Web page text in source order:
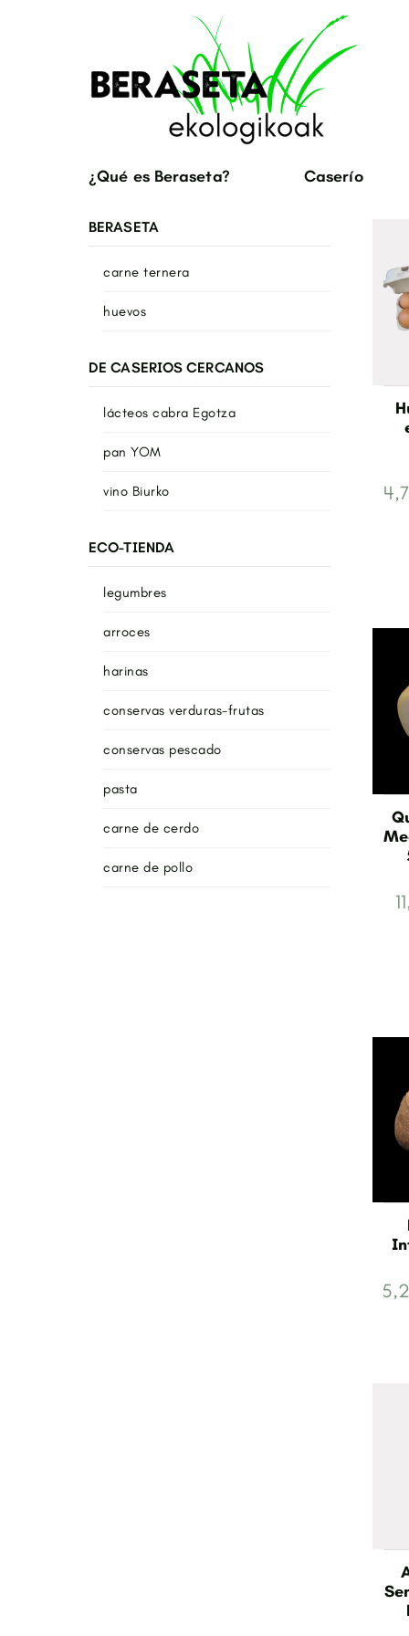
¿Qué es Beraseta? Caserío
BERASETA
carne ternera
huevos
DE CASERIOS CERCANOS
lácteos cabra Egotza
pan YOM
vino Biurko
ECO-TIENDA
legumbres
arroces
harinas
conservas verduras-frutas
conservas pescado
pasta
carne de cerdo
carne de pollo